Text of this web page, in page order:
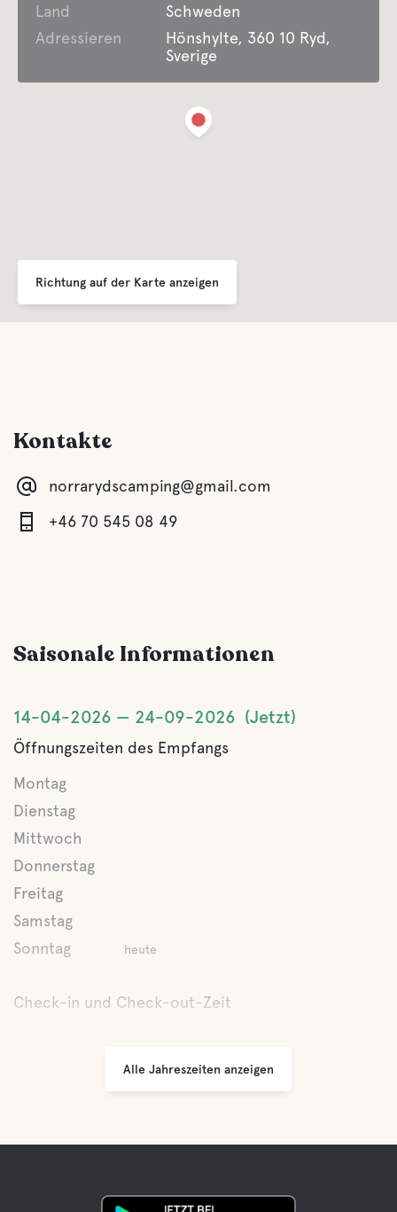
Einrichtungen für behinderte gäste
Komfort
Esszimmer
Graue Drainage
Latrine Entleerung
Frühstück
Kaffee
Buffe/Mittagessen
Wasser
See
Swimming for dogs
Aktivitäten
Land
Schweden
Adressieren
Hönshylte, 360 10 Ryd,
Sverige
Richtung auf der Karte anzeigen
Kontakte
norrarydscamping@gmail.com
+46 70 545 08 49
Saisonale Informationen
14-04-2026 24-09-2026 Jetzt
Öffnungszeiten des Empfangs
Montag
Dienstag
Mittwoch
Donnerstag
Freitag
Samstag
Sonntag
heute
Check-in und Check-out-Zeit
Alle Jahreszeiten anzeigen